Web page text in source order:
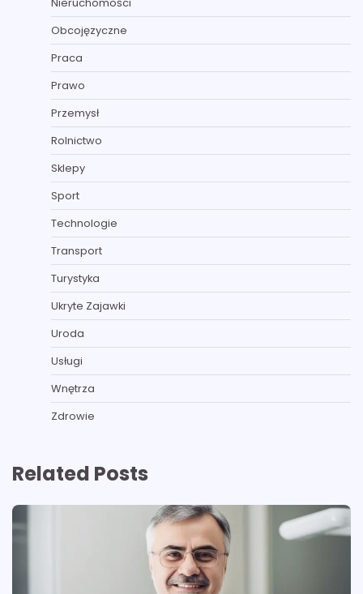
Nieruchomości
Obcojęzyczne
Praca
Prawo
Przemysł
Rolnictwo
Sklepy
Sport
Technologie
Transport
Turystyka
Ukryte Zajawki
Uroda
Usługi
Wnętrza
Zdrowie
Related Posts